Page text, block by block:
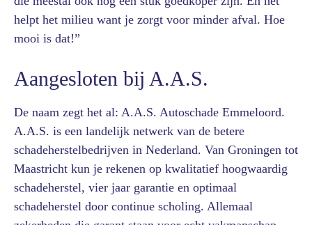
helpt het milieu want je zorgt voor minder afval. Hoe
mooi is dat!”
Aangesloten bij A.A.S.
De naam zegt het al: A.A.S. Autoschade Emmeloord.
A.A.S. is een landelijk netwerk van de betere
schadeherstelbedrijven in Nederland. Van Groningen tot
Maastricht kun je rekenen op kwalitatief hoogwaardig
schadeherstel, vier jaar garantie en optimaal
schadeherstel door continue scholing. Allemaal